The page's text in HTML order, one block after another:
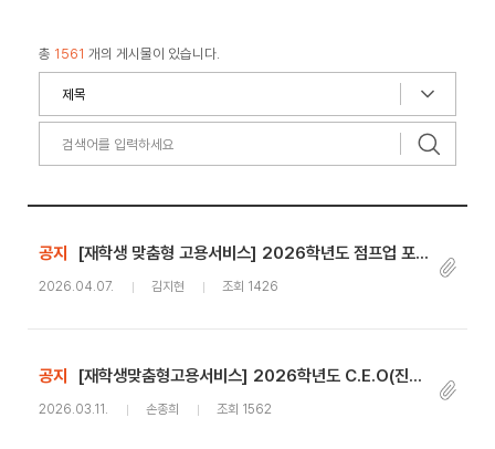
총 1561 개의 게시물이 있습니다.
공지 [재학생 맞춤형 고용서비스] 2026학년도 점프업 포인트(수당) 신청 안내
2026.04.07. 김지현 조회 1426
공지 [재학생맞춤형고용서비스] 2026학년도 C.E.O(진로탐색동아리) 참가자 상시 모집 안내
2026.03.11. 손종희 조회 1562